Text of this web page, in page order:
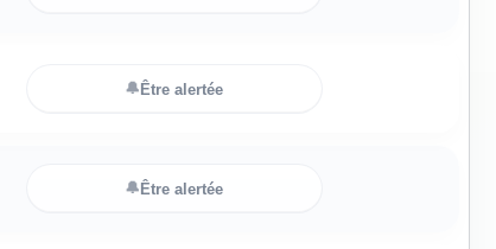
🔔Être alertée
🔔Être alertée